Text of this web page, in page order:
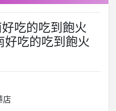
吃的吃到飽火
好吃的吃到飽火
店